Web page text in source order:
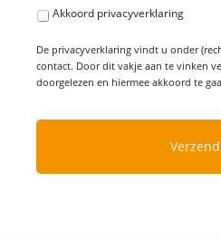
Akkoord privacyverklaring
De privacyverklaring vindt u onder
contact. Door dit vakje aan te vinken
doorgelezen en hiermee akkoord te